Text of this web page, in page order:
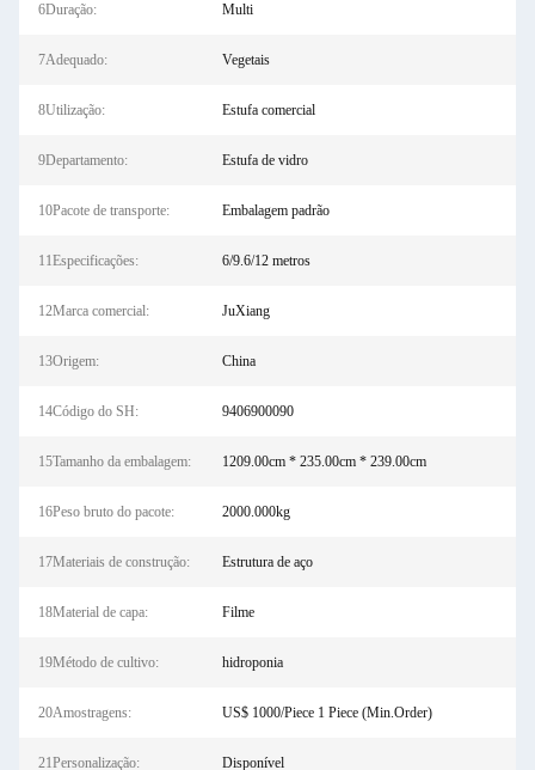
6Duração: Multi
7Adequado: Vegetais
8Utilização: Estufa comercial
9Departamento: Estufa de vidro
10Pacote de transporte: Embalagem padrão
11Especificações: 6/9.6/12 metros
12Marca comercial: JuXiang
13Origem: China
14Código do SH: 9406900090
15Tamanho da embalagem: 1209.00cm * 235.00cm * 239.00cm
16Peso bruto do pacote: 2000.000kg
17Materiais de construção: Estrutura de aço
18Material de capa: Filme
19Método de cultivo: hidroponia
20Amostragens: US$ 1000/Piece 1 Piece (Min.Order)
21Personalização: Disponível